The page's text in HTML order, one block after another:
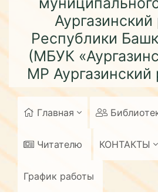
Аургазинский
Республики
(МБУК
МР Аургазинский
Главная
Читателю КОНТАКТЫ
График работы